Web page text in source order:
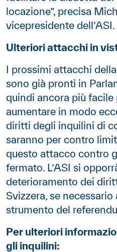
locazione”, precisa
vicepresidente dell’ASI.
Ulteriori attacchi in
I prossimi attacchi
sono già pronti in
quindi ancora più
aumentare in modo
diritti degli inquilini di
saranno per contro
questo attacco contro
fermato. L’ASI si
deterioramento dei
Svizzera, se
strumento del
Per ulteriori
gli inquilini: